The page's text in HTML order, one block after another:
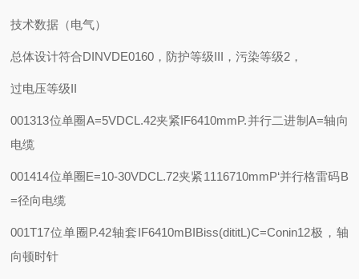
技术数据（电气）
总体设计符合DINVDE0160，防护等级III，污染等级2，
过电压等级II
001313位单圈A=5VDCL.42夹紧IF6410mmP.并行二进制A=轴向
电缆
001414位单圈E=10-30VDCL.72夹紧1116710mmP‘并行格雷码B
=径向电缆
001T17位单圈 P.42轴套IF6410mBIBiss(dititL)C=Conin12极，轴
向顿时针